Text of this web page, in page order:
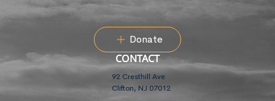
Donate
CONTACT
92 Cresthill Ave
Clifton, NJ 07012